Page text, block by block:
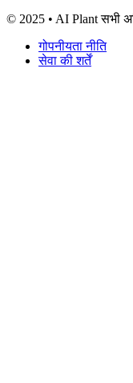
© 2025 • AI Plant सभी
गोपनीयता नीति
सेवा की शर्तें